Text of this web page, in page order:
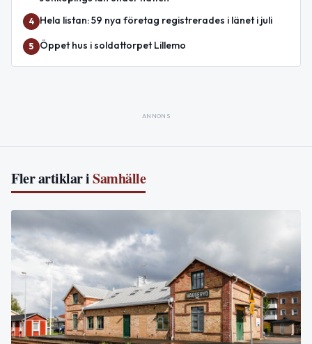
4 Hela listan: 59 nya företag registrerades i länet i juli
5 Öppet hus i soldattorpet Lillemo
ANNONS
Fler artiklar iSamhälle